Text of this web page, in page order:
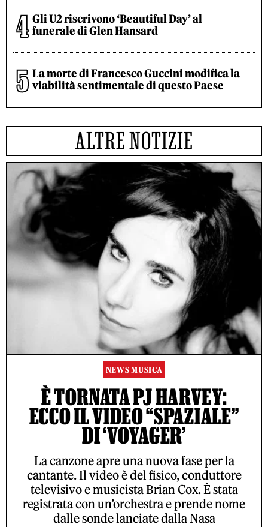
Gli U2 riscrivono ‘Beautiful Day’ al
funerale di Glen Hansard
La morte di Francesco Guccini modifica la
viabilità sentimentale di questo Paese
ALTRE NOTIZIE
NEWS MUSICA
È TORNATA PJ HARVEY:
ECCO IL VIDEO “SPAZIALE”
DI ‘VOYAGER’
La canzone apre una nuova fase per la
cantante. Il video è del fisico, conduttore
televisivo e musicista Brian Cox. È stata
registrata con un’orchestra e prende nome
dalle sonde lanciate dalla Nasa